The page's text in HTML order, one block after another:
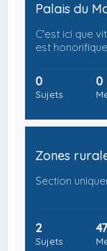
Palais du
C'est ici que
est
0
Sujets
0
Zones
Section
2
Sujets
47